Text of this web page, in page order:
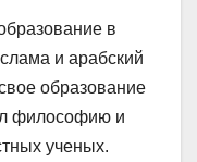
в
и арабский
образование
философию и
ученых.